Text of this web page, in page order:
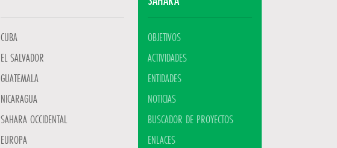
CUBA
EL SALVADOR
GUATEMALA
NICARAGUA
SAHARA OCCIDENTAL
EUROPA
OBJETIVOS
ACTIVIDADES
ENTIDADES
NOTICIAS
BUSCADOR DE PROYECTOS
ENLACES